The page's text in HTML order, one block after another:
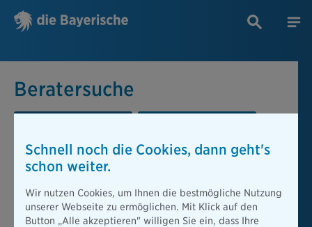
Beratersuche
Beratersuche
PLZ oder Ort
Berater finden
Schnell noch die Cookies, dann geht's
schon weiter.
Wir nutzen Cookies, um Ihnen die bestmögliche Nutzung
unserer Webseite zu ermöglichen. Mit Klick auf den
Button „Alle akzeptieren" willigen Sie ein, dass Ihre